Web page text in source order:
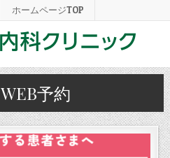
ホームページTOP
WEB予約